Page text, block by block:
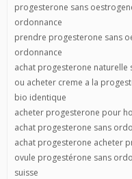
progesterone sans
ordonnance
prendre progesterone sans
ordonnance
achat progesterone naturelle
ou acheter creme a la
bio identique
acheter progesterone pour
achat progesterone sans
achat progesterone acheter
ovule progestérone sans
suisse